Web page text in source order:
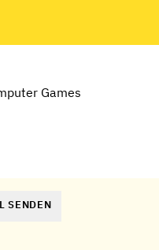
Games
SENDEN